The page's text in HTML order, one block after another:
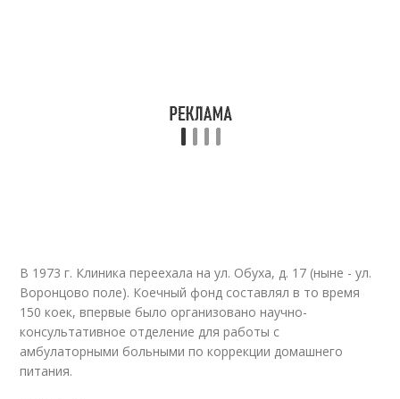
В 1973 г. Клиника переехала на ул. Обуха, д. 17 (ныне - ул.
Воронцово поле). Коечный фонд составлял в то время
150 коек, впервые было организовано научно-
консультативное отделение для работы с
амбулаторными больными по коррекции домашнего
питания.